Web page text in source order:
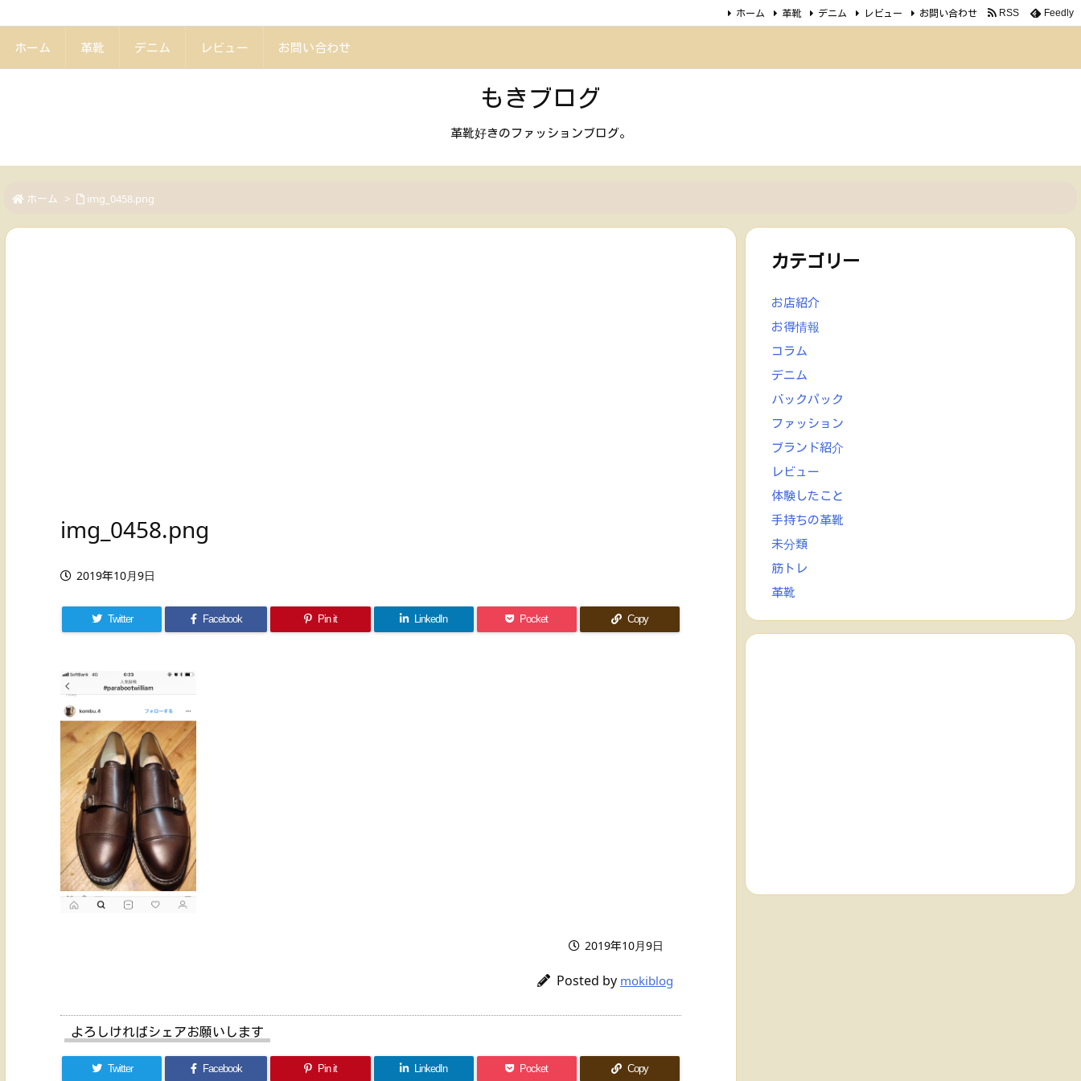
ホーム 革靴 デニム レビュー お問い合わせ
ホーム 革靴 デニム レビュー お問い合わせ RSS Feedly
もきブログ
革靴好きのファッションブログ。
ホーム > img_0458.png
img_0458.png
2019年10月9日
Twitter Facebook Pin it LinkedIn Pocket Copy
2019年10月9日
Posted by mokiblog
よろしければシェアお願いします
Twitter Facebook Pin it LinkedIn Pocket Copy
カテゴリー
お店紹介
お得情報
コラム
デニム
バックパック
ファッション
ブランド紹介
レビュー
体験したこと
手持ちの革靴
未分類
筋トレ
革靴